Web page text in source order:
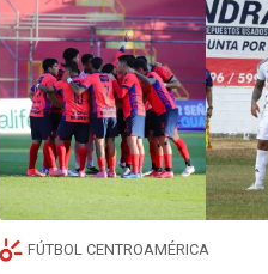
FÚTBOL CENTROAMÉRICA